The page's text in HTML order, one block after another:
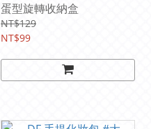
蛋型旋轉收納盒
NT$129
NT$99